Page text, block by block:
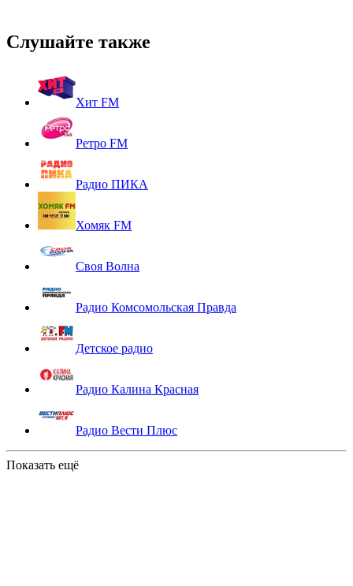
Слушайте также
Хит FM
Ретро FM
Радио ПИКА
Хомяк FM
Своя Волна
Радио Комсомольская Правда
Детское радио
Радио Калина Красная
Радио Вести Плюс
Показать ещё